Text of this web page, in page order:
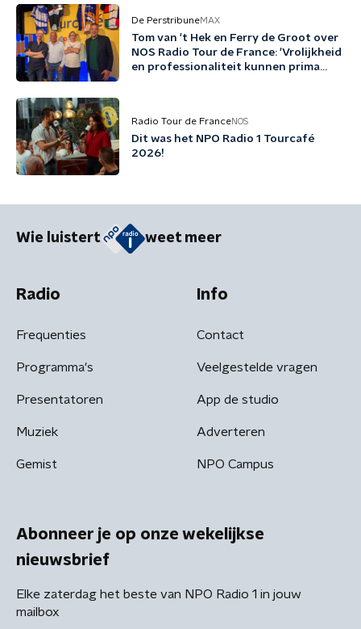
De PerstribuneMAX
Tom van 't Hek en Ferry de Groot over
NOS Radio Tour de France: 'Vrolijkheid
en professionaliteit kunnen prima
Radio Tour de FranceNOS
Dit was het NPO Radio 1 Tourcafé
2026!
Wie luistert weet meer
Radio
Frequenties
Programma's
Presentatoren
Muziek
Gemist
Info
Contact
Veelgestelde vragen
App de studio
Adverteren
NPO Campus
Abonneer je op onze wekelijkse
nieuwsbrief
Elke zaterdag het beste van NPO Radio 1 in jouw
mailbox